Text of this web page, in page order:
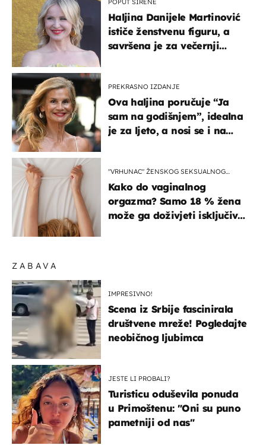
ZABAVA
IMPRESIVNO!
Scena iz Srbije fascinirala
društvene mreže! Pogledajte
neobičnog ljubimca
JESTE LI PROBALI?
Turisticu oduševila ponuda
u Primoštenu: "Oni su puno
pametniji od nas"
POPUT SIRENE
Haljina Danijele Martinović
ističe ženstvenu figuru, a
savršena je za večernji
PREKRASNO IZDANJE
Ova haljina poručuje “Ja
sam na godišnjem”, idealna
je za ljeto, a nosi se i na
"VRHUNAC" ŽENSKOG SEKSUALNOG
Kako do vaginalnog
orgazma? Samo 18 % žena
može ga doživjeti isključivo